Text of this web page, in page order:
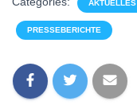
AKTUELLES
PRESSEBERICHTE